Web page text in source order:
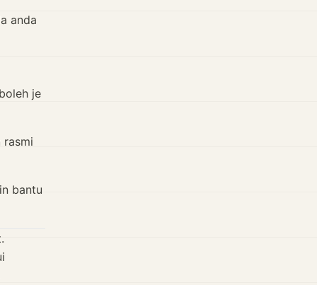
anda
je
rasmi
bantu